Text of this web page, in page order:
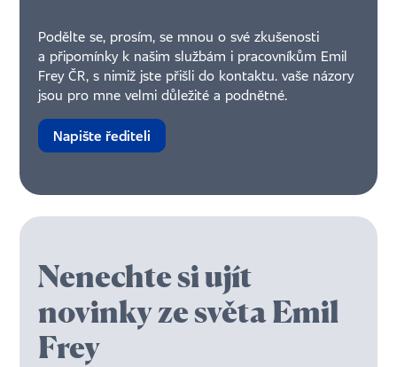
Podělte se, prosím, se mnou o své zkušenosti
a připomínky k našim službám i pracovníkům Emil
Frey ČR, s nimiž jste přišli do kontaktu. vaše názory
jsou pro mne velmi důležité a podnětné.
Napište řediteli
Nenechte si ujít
novinky ze světa Emil
Frey